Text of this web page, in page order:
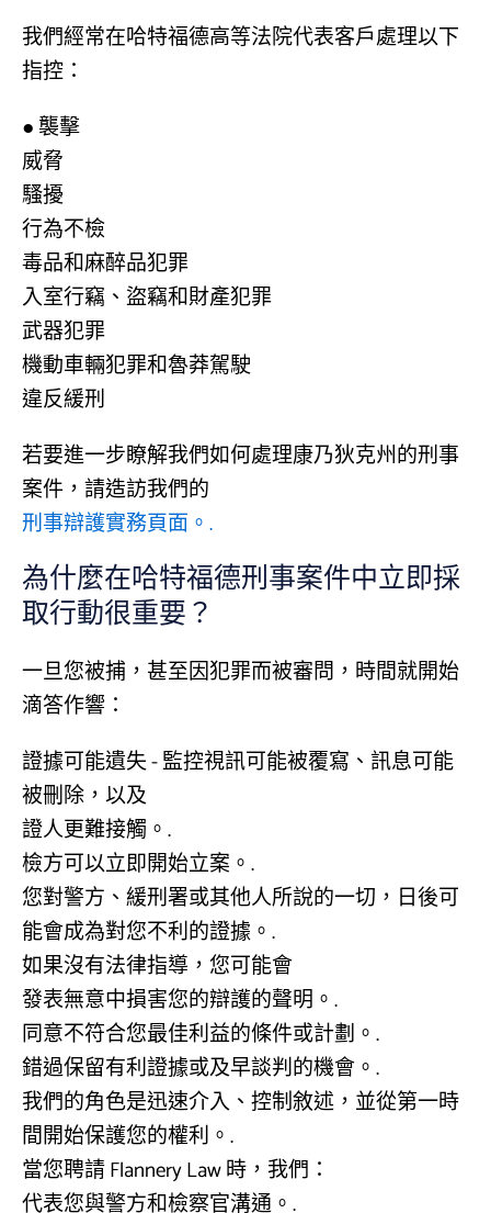
我們經常在哈特福德高等法院代表客戶處理以下
指控：
● 襲擊
威脅
騷擾
行為不檢
毒品和麻醉品犯罪
入室行竊、盜竊和財產犯罪
武器犯罪
機動車輛犯罪和魯莽駕駛
違反緩刑
若要進一步瞭解我們如何處理康乃狄克州的刑事
案件，請造訪我們的
刑事辯護實務頁面。.
為什麼在哈特福德刑事案件中立即採
取行動很重要？
一旦您被捕，甚至因犯罪而被審問，時間就開始
滴答作響：
證據可能遺失 - 監控視訊可能被覆寫、訊息可能
被刪除，以及
證人更難接觸。.
檢方可以立即開始立案。.
您對警方、緩刑署或其他人所說的一切，日後可
能會成為對您不利的證據。.
如果沒有法律指導，您可能會
發表無意中損害您的辯護的聲明。.
同意不符合您最佳利益的條件或計劃。.
錯過保留有利證據或及早談判的機會。.
我們的角色是迅速介入、控制敘述，並從第一時
間開始保護您的權利。.
當您聘請 Flannery Law 時，我們：
代表您與警方和檢察官溝通。.